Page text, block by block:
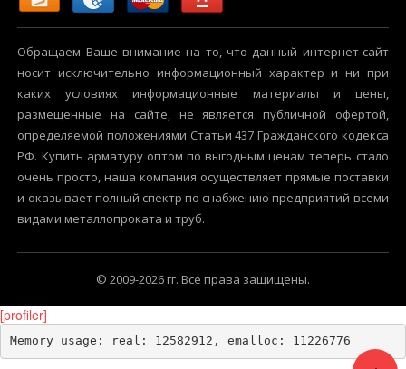
Обращаем Ваше внимание на то, что данный интернет-сайт
носит исключительно информационный характер и ни при
каких условиях информационные материалы и цены,
размещенные на сайте, не является публичной офертой,
определяемой положениями Статьи 437 Гражданского кодекса
РФ. Купить арматуру оптом по выгодным ценам теперь стало
очень просто, наша компания осуществляет прямые поставки
и оказывает полный спектр по снабжению предприятий всеми
видами металлопроката и труб.
© 2009-2026 гг. Все права защищены.
[profiler]
Memory usage: real: 12582912, emalloc: 11226776